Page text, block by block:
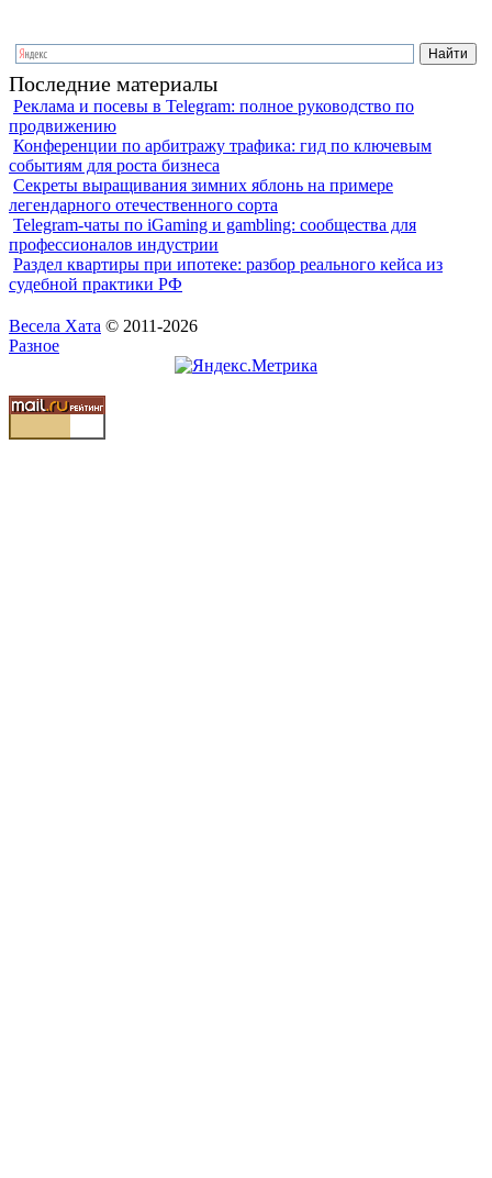
Последние материалы
Реклама и посевы в Telegram: полное руководство по
продвижению
Конференции по арбитражу трафика: гид по ключевым
событиям для роста бизнеса
Секреты выращивания зимних яблонь на примере
легендарного отечественного сорта
Telegram-чаты по iGaming и gambling: сообщества для
профессионалов индустрии
Раздел квартиры при ипотеке: разбор реального кейса из
судебной практики РФ
Весела Хата © 2011-2026
Разное